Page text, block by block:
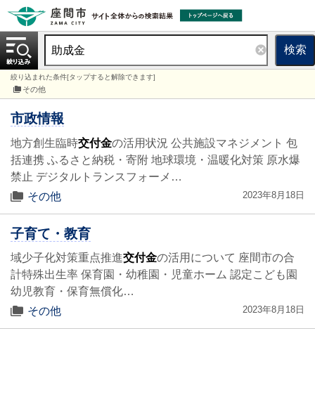
検索
絞り込まれた条件[タップすると解除できます]
その他
市政情報
地方創生臨時交付金の活用状況 公共施設マネジメント 包
括連携 ふるさと納税・寄附 地球環境・温暖化対策 原水爆
禁止 デジタルトランスフォーメ…
その他
2023年8月18日
子育て・教育
域少子化対策重点推進交付金の活用について 座間市の合
計特殊出生率 保育園・幼稚園・児童ホーム 認定こども園
幼児教育・保育無償化…
その他
2023年8月18日